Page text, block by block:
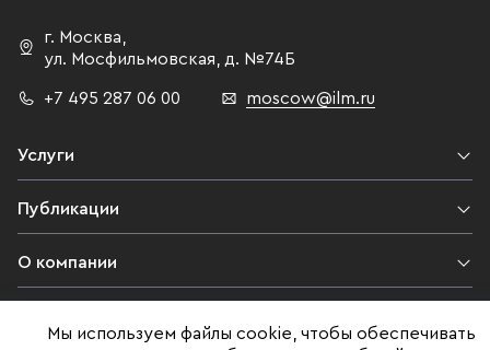
г. Москва
ул. Мосфильмовская,
д. №74Б
+7 495 287 06 00 moscow@ilm.ru
Услуги
Публикации
О компании
Мы используем файлы cookie, чтобы обеспечивать